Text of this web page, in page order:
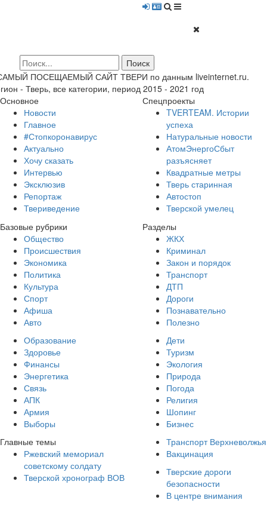
ПОСЕЩАЕМЫЙ САЙТ ТВЕРИ по данным liveinternet.ru.
- Тверь, все категории, период 2015 - 2021 год
Основное
Новости
Главное
#Стопкоронавирус
Актуально
Хочу сказать
Интервью
Эксклюзив
Репортаж
Твериведение
Спецпроекты
TVERTEAM. Истории
успеха
Натуральные новости
АтомЭнергоСбыт
разъясняет
Квадратные метры
Тверь старинная
Автостоп
Тверской умелец
Базовые рубрики
Общество
Происшествия
Экономика
Политика
Культура
Спорт
Афиша
Авто
Разделы
ЖКХ
Криминал
Закон и порядок
Транспорт
ДТП
Дороги
Познавательно
Полезно
Образование
Здоровье
Финансы
Энергетика
Связь
АПК
Армия
Выборы
Дети
Туризм
Экология
Природа
Погода
Религия
Шопинг
Бизнес
Главные темы
Ржевский мемориал
советскому солдату
Тверской хронограф ВОВ
Транспорт Верхневолжья
Вакцинация
Тверские дороги
безопасности
В центре внимания